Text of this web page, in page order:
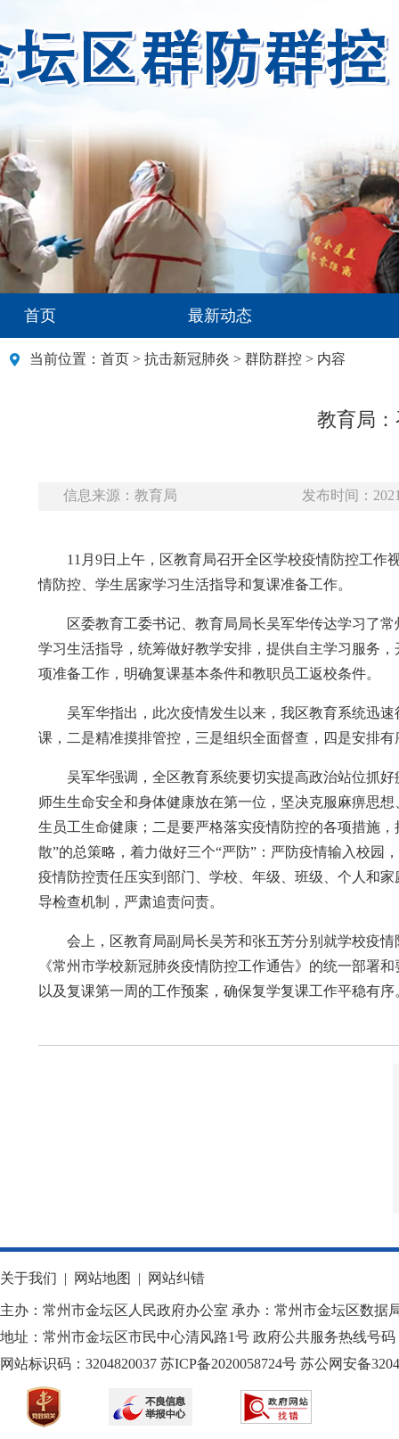
首页 最新动态
当前位置： 首页 > 抗击新冠肺炎 > 群防群控 > 内容
教育局
信息来源：教育局 发布时间：
11月9日上午，区教育局召开全区学校疫情防控工
情防控、学生居家学习生活指导和复课准备工作。
区委教育工委书记、教育局局长吴军华传达学习了
学习生活指导，统筹做好教学安排，提供自主学习服务
项准备工作，明确复课基本条件和教职员工返校条件。
吴军华指出，此次疫情发生以来，我区教育系统迅
课，二是精准摸排管控，三是组织全面督查，四是安排
吴军华强调，全区教育系统要切实提高政治站位抓
师生生命安全和身体健康放在第一位，坚决克服麻痹思
生员工生命健康；二是要严格落实疫情防控的各项措施
散”的总策略，着力做好三个“严防”：严防疫情输入校园
疫情防控责任压实到部门、学校、年级、班级、个人和
导检查机制，严肃追责问责。
会上，区教育局副局长吴芳和张五芳分别就学校疫
《常州市学校新冠肺炎疫情防控工作通告》的统一部署
以及复课第一周的工作预案，确保复学复课工作平稳有序
关于我们 | 网站地图 | 网站纠错
主办：常州市金坛区人民政府办公室 承办：常州市金坛区数据
地址：常州市金坛区市民中心清风路1号 政府公共服务热线号码
网站标识码：3204820037 苏ICP备2020058724号 苏公网安备